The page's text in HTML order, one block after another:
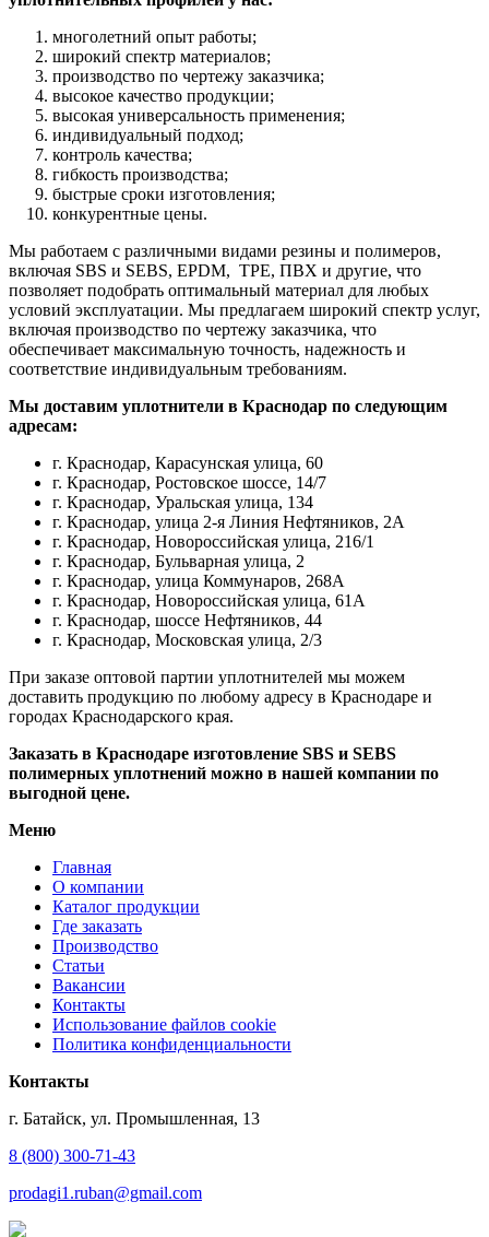
многолетний опыт работы;
широкий спектр материалов;
производство по чертежу заказчика;
высокое качество продукции;
высокая универсальность применения;
индивидуальный подход;
контроль качества;
гибкость производства;
быстрые сроки изготовления;
конкурентные цены.
Мы работаем с различными видами резины и полимеров,
включая SBS и SEBS, EPDM, TPE, ПВХ и другие, что
позволяет подобрать оптимальный материал для любых
условий эксплуатации. Мы предлагаем широкий спектр услуг,
включая производство по чертежу заказчика, что
обеспечивает максимальную точность, надежность и
соответствие индивидуальным требованиям.
Мы доставим уплотнители в Краснодар по следующим
адресам:
г. Краснодар, Карасунская улица, 60
г. Краснодар, Ростовское шоссе, 14/7
г. Краснодар, Уральская улица, 134
г. Краснодар, улица 2-я Линия Нефтяников, 2А
г. Краснодар, Новороссийская улица, 216/1
г. Краснодар, Бульварная улица, 2
г. Краснодар, улица Коммунаров, 268А
г. Краснодар, Новороссийская улица, 61А
г. Краснодар, шоссе Нефтяников, 44
г. Краснодар, Московская улица, 2/3
При заказе оптовой партии уплотнителей мы можем
доставить продукцию по любому адресу в Краснодаре и
городах Краснодарского края.
Заказать в Краснодаре изготовление SBS и SEBS
полимерных уплотнений можно в нашей компании по
выгодной цене.
Меню
Главная
О компании
Каталог продукции
Где заказать
Производство
Статьи
Вакансии
Контакты
Использование файлов cookie
Политика конфиденциальности
Контакты
г. Батайск, ул. Промышленная, 13
8 (800) 300-71-43
prodagi1.ruban@gmail.com